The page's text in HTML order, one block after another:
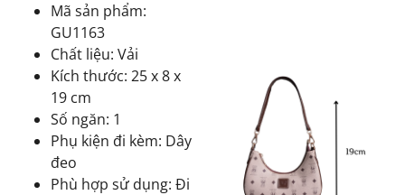
Mã sản phẩm:
GU1163
Chất liệu: Vải
Kích thước: 25 x 8 x
19 cm
Số ngăn: 1
Phụ kiện đi kèm: Dây
đeo
Phù hợp sử dụng: Đi